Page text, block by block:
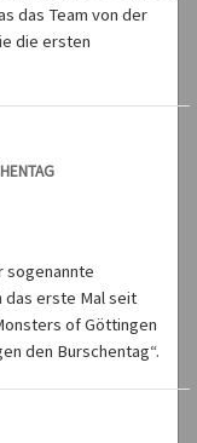
das Team von der
die ersten
sogenannte
das erste Mal seit
of Göttingen
den Burschentag“.